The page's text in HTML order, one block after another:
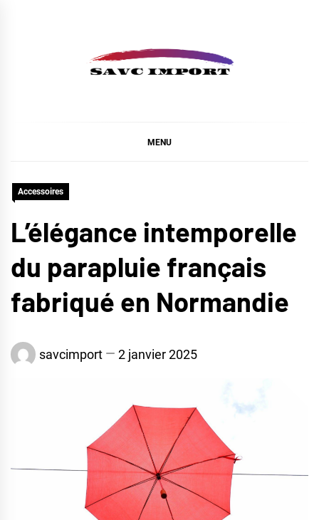
MENU
Accessoires
L’élégance intemporelle
du parapluie français
fabriqué en Normandie
savcimport 2 janvier 2025